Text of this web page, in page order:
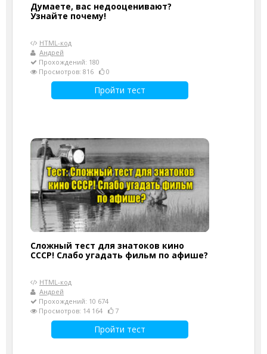
Думаете, вас недооценивают?
Узнайте почему!
HTML-код
Андрей
Прохождений: 180
Просмотров: 816
0
Пройти тест
Сложный тест для знатоков кино
СССР! Слабо угадать фильм по афише?
HTML-код
Андрей
Прохождений: 10 674
Просмотров: 14 164
7
Пройти тест